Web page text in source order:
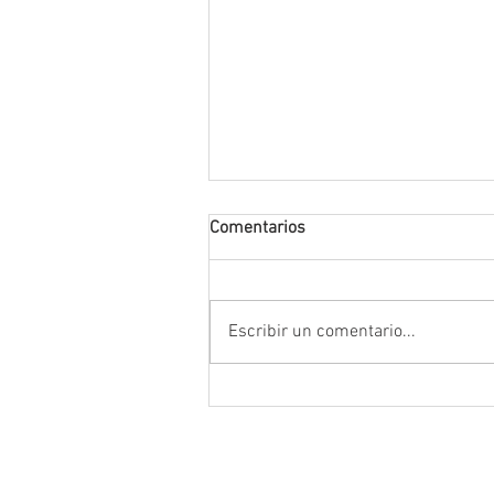
Comentarios
Escribir un comentario...